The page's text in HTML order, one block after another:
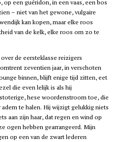
een guéridon, in een vaas, een bos
– niet van het gewone, vulgaire
kan kopen, maar elke roos
van de kelk, elke roos om zo te
de eersteklasse reizigers
zeventien jaar, in verschoten
binnen, blijft enige tijd zitten, eet
die even lelijk is als hij
hese woordenstroom toe, die
te halen. Hij wijzigt gelukkig niets
aan zijn haar, dat regen en wind op
ogen hebben gearrangeerd. Mijn
op een van de zwart lederen